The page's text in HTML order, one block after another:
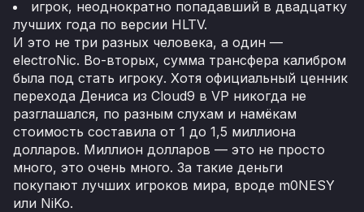
игрок, неоднократно попадавший в двадцатку
лучших года по версии HLTV.
И это не три разных человека, а один —
electroNic. Во-вторых, сумма трансфера калибром
была под стать игроку. Хотя официальный ценник
перехода Дениса из Cloud9 в VP никогда не
разглашался, по разным слухам и намёкам
стоимость составила от 1 до 1,5 миллиона
долларов. Миллион долларов — это не просто
много, это очень много. За такие деньги
покупают лучших игроков мира, вроде m0NESY
или NiKo.